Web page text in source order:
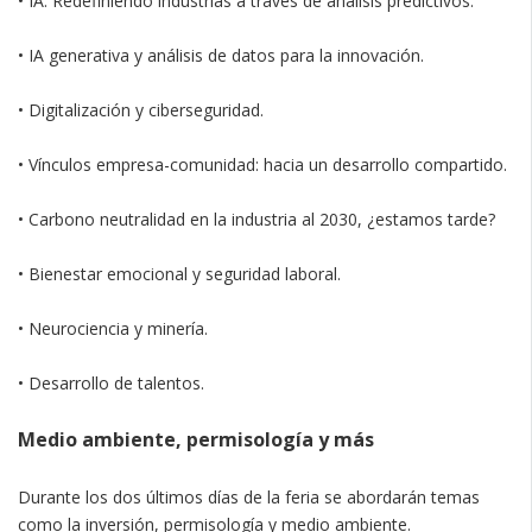
• IA generativa y análisis de datos para la innovación.
• Digitalización y ciberseguridad.
• Vínculos empresa-comunidad: hacia un desarrollo compartido.
• Carbono neutralidad en la industria al 2030, ¿estamos tarde?
• Bienestar emocional y seguridad laboral.
• Neurociencia y minería.
• Desarrollo de talentos.
Medio ambiente, permisología y más
Durante los dos últimos días de la feria se abordarán temas
como la inversión, permisología y medio ambiente.